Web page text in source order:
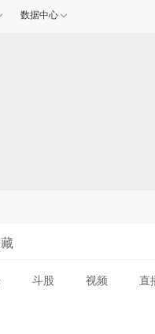
数据中心
斗股 视频 直